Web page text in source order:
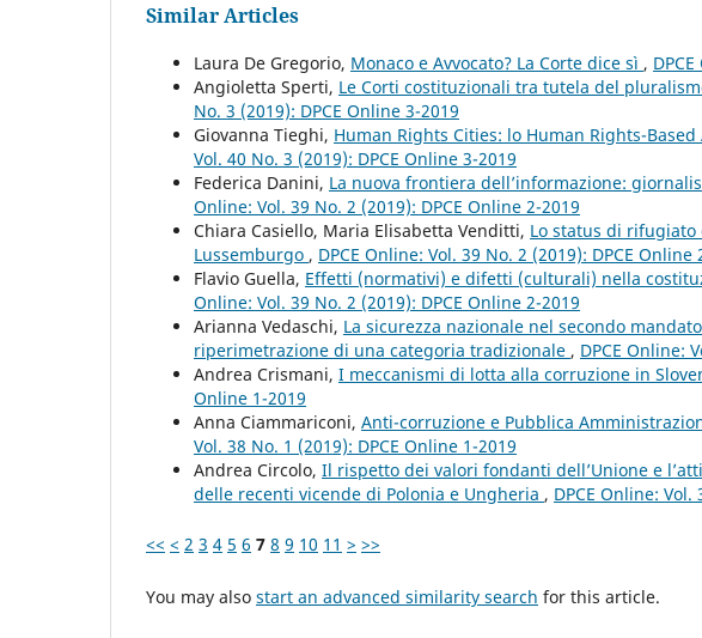
Similar Articles
Laura De Gregorio, Monaco e Avvocato? La Corte dice sì ,
Angioletta Sperti, Le Corti costituzionali tra tutela del
No. 3 (2019): DPCE Online 3-2019
Giovanna Tieghi, Human Rights Cities: lo Human Rights-
Vol. 40 No. 3 (2019): DPCE Online 3-2019
Federica Danini, La nuova frontiera dell’informazione:
Online: Vol. 39 No. 2 (2019): DPCE Online 2-2019
Chiara Casiello, Maria Elisabetta Venditti, Lo status di
Lussemburgo , DPCE Online: Vol. 39 No. 2 (2019): DPCE Online
Flavio Guella, Effetti (normativi) e difetti (culturali) nella
Online: Vol. 39 No. 2 (2019): DPCE Online 2-2019
Arianna Vedaschi, La sicurezza nazionale nel secondo
riperimetrazione di una categoria tradizionale , DPCE Online:
Andrea Crismani, I meccanismi di lotta alla corruzione in
Online 1-2019
Anna Ciammariconi, Anti-corruzione e Pubblica
Vol. 38 No. 1 (2019): DPCE Online 1-2019
Andrea Circolo, Il rispetto dei valori fondanti dell’Unione e
delle recenti vicende di Polonia e Ungheria , DPCE Online: Vol.
<< < 2 3 4 5 6 7 8 9 10 11 > >>
You may also start an advanced similarity search for this article.